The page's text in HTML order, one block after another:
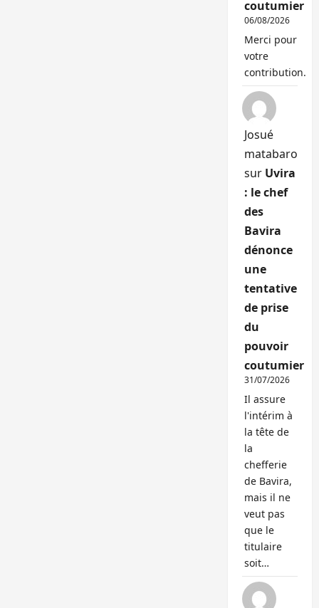
coutumier
06/08/2026
Merci pour
votre
contribution.
Josué
matabaro
sur Uvira
: le chef
des
Bavira
dénonce
une
tentative
de prise
du
pouvoir
coutumier
31/07/2026
Il assure
l'intérim à
la tête de
la
chefferie
de Bavira,
mais il ne
veut pas
que le
titulaire
soit…